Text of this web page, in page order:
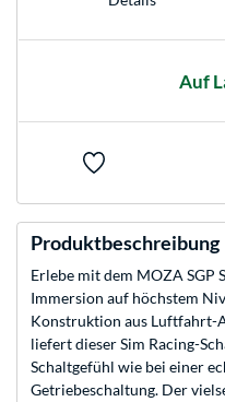
Auf
Produktbeschreibung
Erlebe mit dem MOZA SGP
Immersion auf höchstem
Konstruktion aus Luftfahrt-
liefert dieser Sim Racing-
Schaltgefühl wie bei einer
Getriebeschaltung. Der